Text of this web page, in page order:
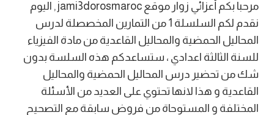
مرحبا بكم أعزائي زوار موقع jami3dorosmaroc , اليوم
نقدم لكم السلسلة 1 من التمارين المخصصلة لدرس
المحاليل الحمضية والمحاليل القاعدية من مادة الفيزياء
للسنة الثالثة اعدادي ، ستساعدكم هذه السلسة بدون
شك من تحضير درس المحاليل الحمضية والمحاليل
القاعدية و هذا لانها تحتوي على العديد من الأسئلة
المختلفة و المستوحاة من فروض سابقة مع التصحيح